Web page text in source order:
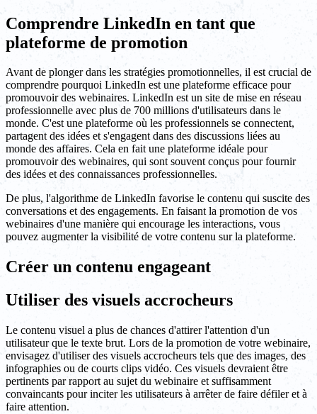
Comprendre LinkedIn en tant que
plateforme de promotion
Avant de plonger dans les stratégies promotionnelles, il est crucial de
comprendre pourquoi LinkedIn est une plateforme efficace pour
promouvoir des webinaires. LinkedIn est un site de mise en réseau
professionnelle avec plus de 700 millions d'utilisateurs dans le
monde. C'est une plateforme où les professionnels se connectent,
partagent des idées et s'engagent dans des discussions liées au
monde des affaires. Cela en fait une plateforme idéale pour
promouvoir des webinaires, qui sont souvent conçus pour fournir
des idées et des connaissances professionnelles.
De plus, l'algorithme de LinkedIn favorise le contenu qui suscite des
conversations et des engagements. En faisant la promotion de vos
webinaires d'une manière qui encourage les interactions, vous
pouvez augmenter la visibilité de votre contenu sur la plateforme.
Créer un contenu engageant
Utiliser des visuels accrocheurs
Le contenu visuel a plus de chances d'attirer l'attention d'un
utilisateur que le texte brut. Lors de la promotion de votre webinaire,
envisagez d'utiliser des visuels accrocheurs tels que des images, des
infographies ou de courts clips vidéo. Ces visuels devraient être
pertinents par rapport au sujet du webinaire et suffisamment
convaincants pour inciter les utilisateurs à arrêter de faire défiler et à
faire attention.